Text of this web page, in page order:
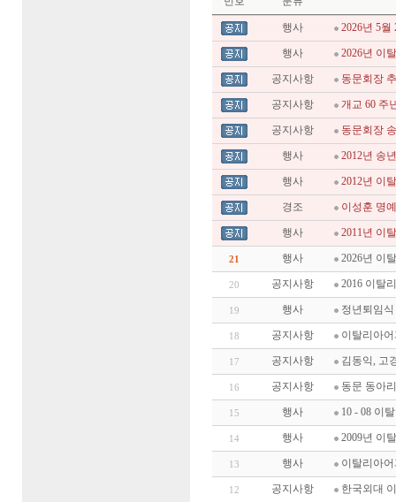
행사 2026년 5
행사 2026년 이
공지사항 동문회장
공지사항 개교 60 주
공지사항 동문회장
행사 2012년 송
행사 2012년 이
경조 이성훈 명
행사 2011년 이
21 행사 2026년 이
20 공지사항 2016 이탈
19 행사 정년퇴임식
18 공지사항 이탈리아
17 공지사항 김동익, 고
16 공지사항 동문 동아
15 행사 10 - 08 이
14 행사 2009년 이
13 행사 이탈리아
12 공지사항 한국외대